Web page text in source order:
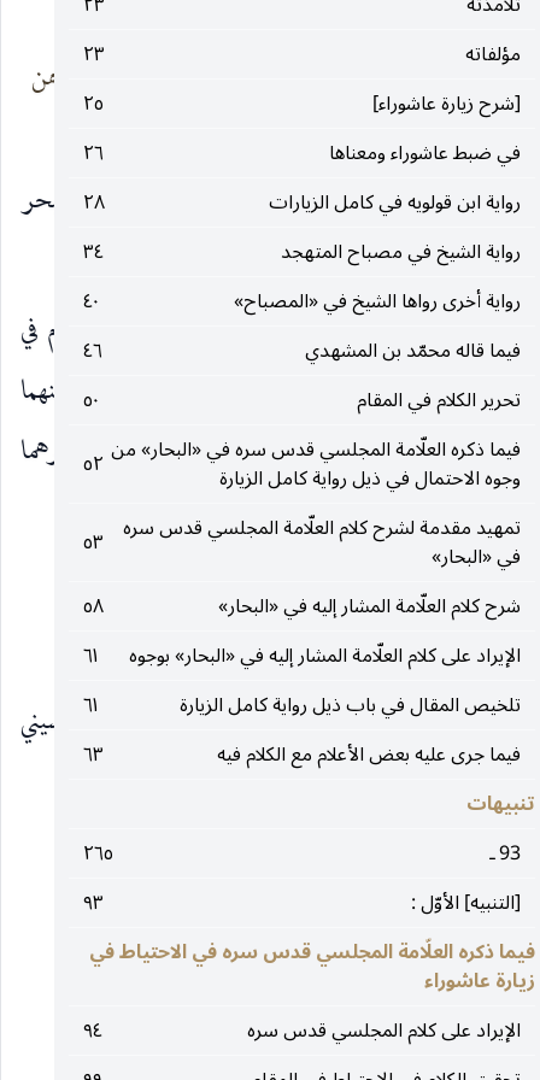
مؤلفاته
٢٣
[شرح زيارة عاشوراء]
٢٥
في ضبط عاشوراء ومعناها
٢٦
رواية ابن قولويه في كامل الزيارات
٢٨
رواية الشيخ في مصباح المتهجد
٣٤
رواية أخرى رواها الشيخ في «المصباح»
٤٠
فيما قاله محمّد بن المشهدي
٤٦
تحرير الكلام في المقام
٥٠
فيما ذكره العلّامة المجلسي قدس سره في «البحار» من
وجوه الاحتمال في ذيل رواية كامل الزيارة
٥٢
تمهيد مقدمة لشرح كلام العلّامة المجلسي قدس سره
في «البحار»
٥٣
شرح كلام العلّامة المشار إليه في «البحار»
٥٨
الإيراد على كلام العلّامة المشار إليه في «البحار» بوجوه
٦١
تلخيص المقال في باب ذيل رواية كامل الزيارة
٦١
فيما جرى عليه بعض الأعلام مع الكلام فيه
٦٣
تنبيهات
93 ـ
٢٦٥
[التنبيه] الأوّل :
٩٣
فيما ذكره العلّامة المجلسي قدس سره في الاحتياط في
زيارة عاشوراء
الإيراد على كلام المجلسي قدس سره
٩٤
فيه مناقب.
سيماه ناطقة بنورعلومه فجنا به فلك وهن
المولع بافتضاض أبكار الأفكار ، والنحرير المتبحر
الذي لم يظهر نظيره في الأعصار».
قال ذلك في مطلع رسالة كتبها باسم (البدر التمام في
ترجمة الوالد القمقام والجد العلام) ذكر فيها لكل منهما
شرحاً واسعاً عن أحوالهما وكراماتهما وقصصهما وغيرهما
(٢) .
مشايخه
١ ـ العالم الجليل السيّد حسن المدرس.
٢ ـ السيّد الأمير محمّد بن عبد الصمد الحسيني
الشهشهاني.
__________________
(١) أعيان الشيعة : ٢ : ٤٣٣.
(٢) البدر التمام : ٢٥.